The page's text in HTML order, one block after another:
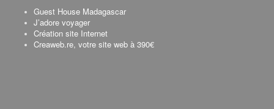
Guest House Madagascar
J’adore voyager
Création site Internet
Creaweb.re, votre site web à 390€